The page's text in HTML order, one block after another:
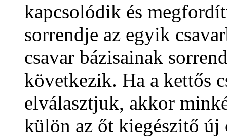
kapcsolódik és
sorrendje az egyik
csavar bázisainak
következik. Ha a kettős
elválasztjuk, akkor
külön az őt kiegészitő